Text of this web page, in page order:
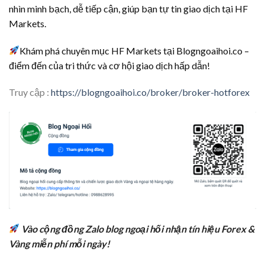
nhìn minh bạch, dễ tiếp cận, giúp bạn tự tin giao dịch tại HF
Markets.
Khám phá chuyên mục HF Markets tại Blogngoaihoi.co –
điểm đến của tri thức và cơ hội giao dịch hấp dẫn!
Truy cập : https://blogngoaihoi.co/broker/broker-hotforex
Vào cộng đồng Zalo blog ngoại hối nhận tín hiệu Forex &
Vàng miễn phí mỗi ngày!